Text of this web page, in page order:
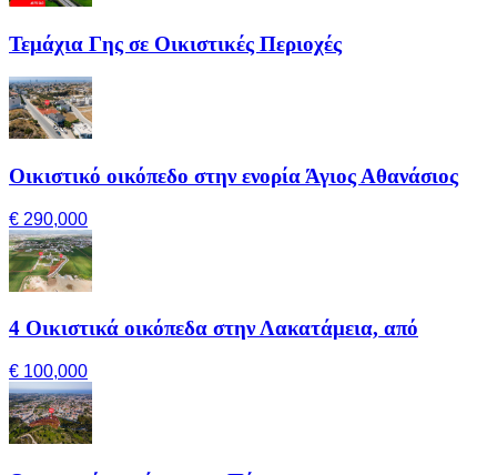
Τεμάχια Γης σε Οικιστικές Περιοχές
Οικιστικό οικόπεδο στην ενορία Άγιος Αθανάσιος
€ 290,000
4 Οικιστικά οικόπεδα στην Λακατάμεια, από
€ 100,000